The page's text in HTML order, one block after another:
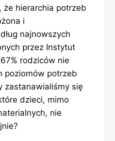
że hierarchia potrzeb
i
najnowszych
przez Instytut
rodziców nie
poziomów potrzeb
zastanawialiśmy się
dzieci, mimo
nie